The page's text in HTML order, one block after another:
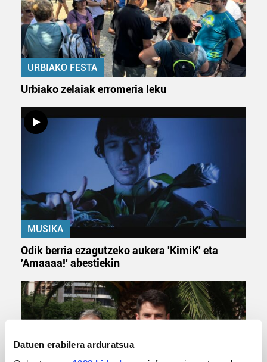
Datuen erabilera arduratsua
URBIAKO FESTA
Urbiako zelaiak erromeria leku
MUSIKA
Odik berria ezagutzeko aukera 'KimiK' eta
'Amaaaa!' abestiekin